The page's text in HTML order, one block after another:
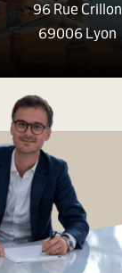
96 Rue Crillon
69006 Lyon